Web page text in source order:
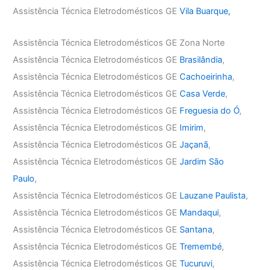
Assistência Técnica Eletrodomésticos GEVila Buarque,
Assistência Técnica Eletrodomésticos GE Zona Norte
Assistência Técnica Eletrodomésticos GE Brasilândia,
Assistência Técnica Eletrodomésticos GECachoeirinha,
Assistência Técnica Eletrodomésticos GECasa Verde,
Assistência Técnica Eletrodomésticos GE Freguesia do Ó,
Assistência Técnica Eletrodomésticos GE Imirim,
Assistência Técnica Eletrodomésticos GEJaçanã,
Assistência Técnica Eletrodomésticos GEJardim São
Paulo,
Assistência Técnica Eletrodomésticos GE Lauzane Paulista,
Assistência Técnica Eletrodomésticos GE Mandaqui,
Assistência Técnica Eletrodomésticos GE Santana,
Assistência Técnica Eletrodomésticos GETremembé,
Assistência Técnica Eletrodomésticos GETucuruvi,